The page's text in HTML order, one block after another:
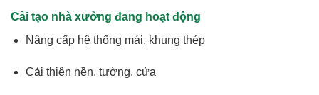
Cải tạo nhà xưởng đang hoạt động
Nâng cấp hệ thống mái, khung thép
Cải thiện nền, tường, cửa